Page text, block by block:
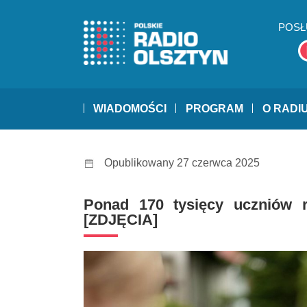
WIADOMOŚCI PROGRAM O
Opublikowany 27 czerwca 2025
Ponad 170 tysięcy uczniów
[ZDJĘCIA]